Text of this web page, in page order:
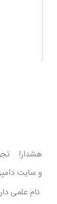
هشدار!
و سایت
نام علمی